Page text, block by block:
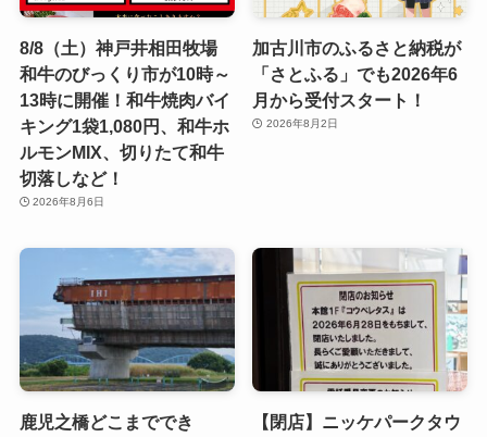
8/8（土）神戸井相田牧場
和牛のびっくり市が10時～
13時に開催！和牛焼肉バイ
キング1袋1,080円、和牛ホ
ルモンMIX、切りたて和牛
切落しなど！
2026年8月6日
加古川市のふるさと納税が
「さとふる」でも2026年6
月から受付スタート！
2026年8月2日
鹿児之橋どこまででき
【閉店】ニッケパークタウ